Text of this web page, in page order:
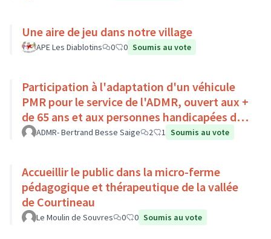
Une aire de jeu dans notre village
APE Les Diablotins 0 0 Soumis au vote
Participation à l'adaptation d'un véhicule
PMR pour le service de l'ADMR, ouvert aux +
de 65 ans et aux personnes handicapées du
Pays Loire-Touraine.
ADMR- Bertrand Besse Saige 2 1 Soumis au vote
Accueillir le public dans la micro-ferme
pédagogique et thérapeutique de la vallée
de Courtineau
Le Moulin de Souvres 0 0 Soumis au vote